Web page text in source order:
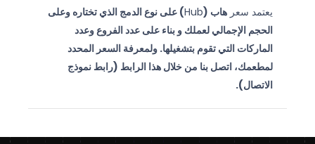
يعتمد سعر هاب (Hub) على نوع الدمج الذي تختاره وعلى
الحجم الإجمالي لعملك و بناء على عدد الفروع وعدد
الماركات التي تقوم بتشغيلها. ولمعرفة السعر المحدد
لمطعمك، اتصل بنا من خلال هذا الرابط (رابط نموذج
الاتصال).